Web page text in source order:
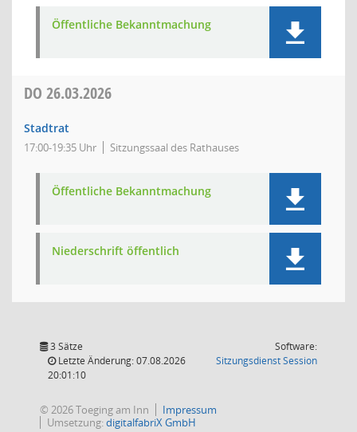
Öffentliche Bekanntmachung
DO 26.03.2026
Stadtrat
17:00-19:35 Uhr Sitzungssaal des Rathauses
Öffentliche Bekanntmachung
Niederschrift öffentlich
3 Sätze
Letzte Änderung: 07.08.2026
20:01:10
Software:
SitzungsdienstSession(Wird in
© 2026 Toeging am Inn
Impressum
Umsetzung:digitalfabriX GmbH